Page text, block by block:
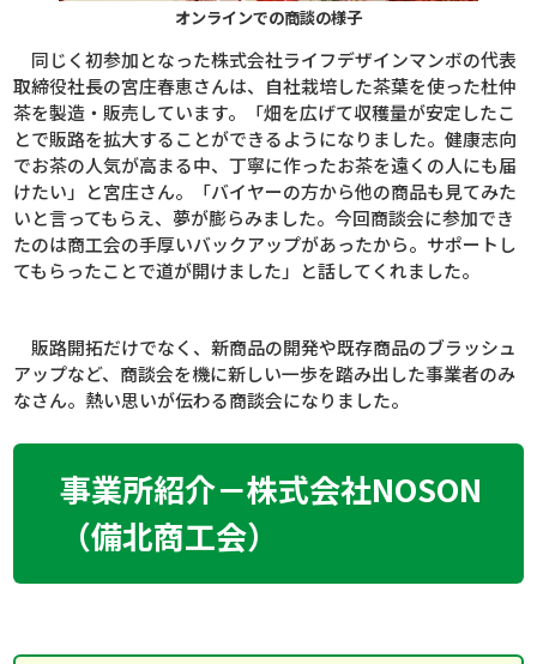
オンラインでの商談の様子
同じく初参加となった株式会社ライフデザインマンボの代表
取締役社長の宮庄春恵さんは、自社栽培した茶葉を使った杜仲
茶を製造・販売しています。「畑を広げて収穫量が安定したこ
とで販路を拡大することができるようになりました。健康志向
でお茶の人気が高まる中、丁寧に作ったお茶を遠くの人にも届
けたい」と宮庄さん。「バイヤーの方から他の商品も見てみた
いと言ってもらえ、夢が膨らみました。今回商談会に参加でき
たのは商工会の手厚いバックアップがあったから。サポートし
てもらったことで道が開けました」と話してくれました。
販路開拓だけでなく、新商品の開発や既存商品のブラッシュ
アップなど、商談会を機に新しい一歩を踏み出した事業者のみ
なさん。熱い思いが伝わる商談会になりました。
事業所紹介－株式会社NOSON
（備北商工会）